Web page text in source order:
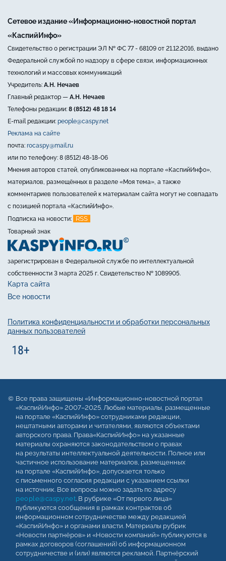
Сетевое издание «Информационно-новостной портал
«КаспийИнфо»
Свидетельство о регистрации ЭЛ № ФС 77 - 68109 от 21.12.2016, выдано
Федеральной службой по надзору в сфере связи, информационных
технологий и массовых коммуникаций
Учредитель: А.Н. Нечаев
Главный редактор — А.Н. Нечаев
Телефоны редакции: 8 (8512) 48 18 14
E-mail редакции: people@caspy.net
Реклама на сайте
почта: rocaspy@mail.ru
или по телефону: 8 (8512) 48-18-06
Мнения авторов статей, опубликованных на портале «КаспийИнфо»,
материалов, размещённых в разделе «Моя тема», а также
комментариев пользователей к материалам сайта могут не совпадать
с позицией портала «КаспийИнфо».
Подписка на новости:
RSS
Товарный знак
зарегистрирован в Федеральной службе по интеллектуальной
собственности 3 марта 2025 г. Свидетельство № 1089905.
Карта сайта
Все новости
Политика конфиденциальности и обработки персональных
данных пользователей
Все права защищены «Информационно-новостной портал
«КаспийИнфо» 2007–2025. Любые материалы, размещенные
на портале «КаспийИнфо» сотрудниками редакции,
нештатными авторами и читателями, являются объектами
авторского права. Права«КаспийИнфо» на указанные
материалы охраняются законодательством о правах
на результаты интеллектуальной деятельности. Полное или
частичное использование материалов, размещенных
на портале «КаспийИнфо», допускается только
с письменного согласия редакции с указанием ссылки
на источник. Все вопросы можно задать по адресу
people@caspy.net. В рубрике «От первого лица»
публикуются сообщения в рамках контрактов об
информационном сотрудничестве между редакцией
«КаспийИнфо» и органами власти. Материалы рубрик
«Новости партнёров» и «Новости компаний» публикуются в
рамках договоров (соглашений) об информационном
сотрудничестве и (или) являются рекламой. Партнёрский